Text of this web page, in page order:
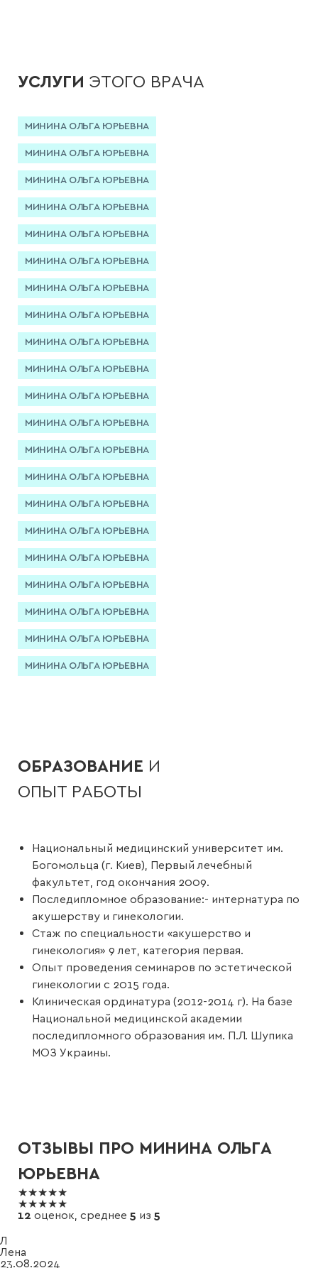
УСЛУГИ ЭТОГО ВРАЧА
МИНИНА ОЛЬГА ЮРЬЕВНА
МИНИНА ОЛЬГА ЮРЬЕВНА
МИНИНА ОЛЬГА ЮРЬЕВНА
МИНИНА ОЛЬГА ЮРЬЕВНА
МИНИНА ОЛЬГА ЮРЬЕВНА
МИНИНА ОЛЬГА ЮРЬЕВНА
МИНИНА ОЛЬГА ЮРЬЕВНА
МИНИНА ОЛЬГА ЮРЬЕВНА
МИНИНА ОЛЬГА ЮРЬЕВНА
МИНИНА ОЛЬГА ЮРЬЕВНА
МИНИНА ОЛЬГА ЮРЬЕВНА
МИНИНА ОЛЬГА ЮРЬЕВНА
МИНИНА ОЛЬГА ЮРЬЕВНА
МИНИНА ОЛЬГА ЮРЬЕВНА
МИНИНА ОЛЬГА ЮРЬЕВНА
МИНИНА ОЛЬГА ЮРЬЕВНА
МИНИНА ОЛЬГА ЮРЬЕВНА
МИНИНА ОЛЬГА ЮРЬЕВНА
МИНИНА ОЛЬГА ЮРЬЕВНА
МИНИНА ОЛЬГА ЮРЬЕВНА
МИНИНА ОЛЬГА ЮРЬЕВНА
ОБРАЗОВАНИЕ И
ОПЫТ РАБОТЫ
Национальный медицинский университет им.
Богомольца (г. Киев), Первый лечебный
факультет, год окончания 2009.
Последипломное образование:- интернатура по
акушерству и гинекологии.
Стаж по специальности «акушерство и
гинекология» 9 лет, категория первая.
Опыт проведения семинаров по эстетической
гинекологии с 2015 года.
Клиническая ординатура (2012-2014 г). На базе
Национальной медицинской академии
последипломного образования им. П.Л. Шупика
МОЗ Украины.
ОТЗЫВЫ ПРО МИНИНА ОЛЬГА
ЮРЬЕВНА
★★★★★
★★★★★
12 оценок, среднее 5 из 5
Л
Лена
23.08.2024